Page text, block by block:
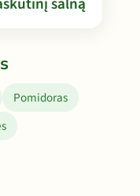
Pomidoras